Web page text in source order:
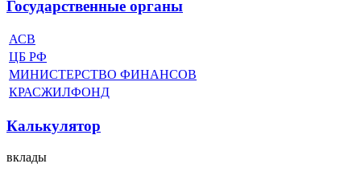
Государственные органы
АСВ
ЦБ РФ
МИНИСТЕРСТВО ФИНАНСОВ
КРАСЖИЛФОНД
Калькулятор
вклады